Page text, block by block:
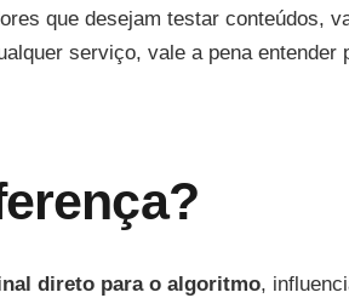
que desejam testar conteúdos,
serviço, vale a pena entender
direto para o algoritmo,